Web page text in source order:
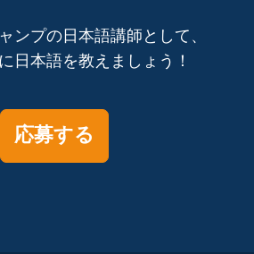
ンプの日本語講師として、
日本語を教えましょう！
応募する